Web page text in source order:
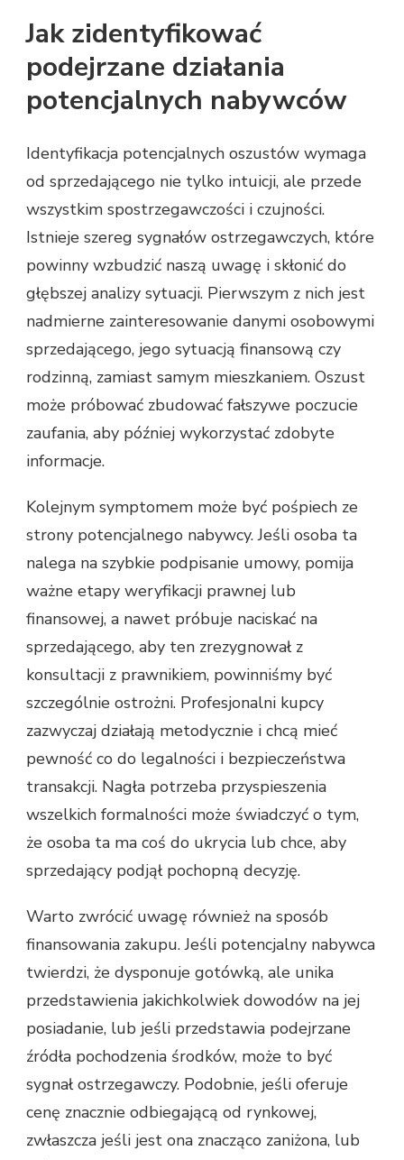
Jak zidentyfikować
podejrzane działania
potencjalnych nabywców
Identyfikacja potencjalnych oszustów wymaga
od sprzedającego nie tylko intuicji, ale przede
wszystkim spostrzegawczości i czujności.
Istnieje szereg sygnałów ostrzegawczych, które
powinny wzbudzić naszą uwagę i skłonić do
głębszej analizy sytuacji. Pierwszym z nich jest
nadmierne zainteresowanie danymi osobowymi
sprzedającego, jego sytuacją finansową czy
rodzinną, zamiast samym mieszkaniem. Oszust
może próbować zbudować fałszywe poczucie
zaufania, aby później wykorzystać zdobyte
informacje.
Kolejnym symptomem może być pośpiech ze
strony potencjalnego nabywcy. Jeśli osoba ta
nalega na szybkie podpisanie umowy, pomija
ważne etapy weryfikacji prawnej lub
finansowej, a nawet próbuje naciskać na
sprzedającego, aby ten zrezygnował z
konsultacji z prawnikiem, powinniśmy być
szczególnie ostrożni. Profesjonalni kupcy
zazwyczaj działają metodycznie i chcą mieć
pewność co do legalności i bezpieczeństwa
transakcji. Nagła potrzeba przyspieszenia
wszelkich formalności może świadczyć o tym,
że osoba ta ma coś do ukrycia lub chce, aby
sprzedający podjął pochopną decyzję.
Warto zwrócić uwagę również na sposób
finansowania zakupu. Jeśli potencjalny nabywca
twierdzi, że dysponuje gotówką, ale unika
przedstawienia jakichkolwiek dowodów na jej
posiadanie, lub jeśli przedstawia podejrzane
źródła pochodzenia środków, może to być
sygnał ostrzegawczy. Podobnie, jeśli oferuje
cenę znacznie odbiegającą od rynkowej,
zwłaszcza jeśli jest ona znacząco zaniżona, lub